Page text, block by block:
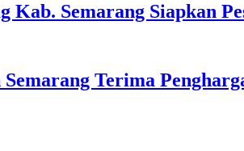
Kab. Semarang Siapkan
Terima